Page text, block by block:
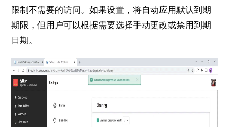
限制不需要的访问。如果设置，将自动应用默认到期
期限，但用户可以根据需要选择手动更改或禁用到期
日期。